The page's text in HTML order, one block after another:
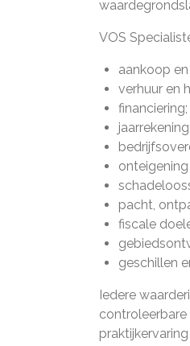
VOS
aankoop
verhuur en
financiering;
pacht,
fiscale
geschillen
Iedere